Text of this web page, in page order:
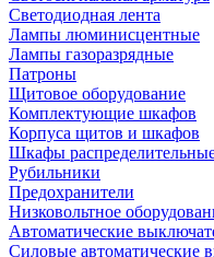
Светодиодная лента
Лампы люминисцентные
Лампы газоразрядные
Патроны
Щитовое оборудование
Комплектующие шкафов
Корпуса щитов и шкафов
Шкафы
Рубильники
Предохранители
Низковольтное
Автоматические
Силовые автоматические